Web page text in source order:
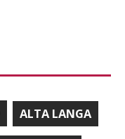
ALTA LANGA